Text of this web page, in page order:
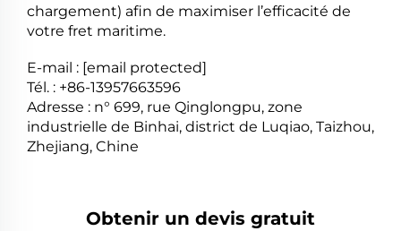
chargement) afin de maximiser l’efficacité de
votre fret maritime.
E-mail : [email protected]
Tél. : +86-13957663596
Adresse : n° 699, rue Qinglongpu, zone
industrielle de Binhai, district de Luqiao, Taizhou,
Zhejiang, Chine
Obtenir un devis gratuit